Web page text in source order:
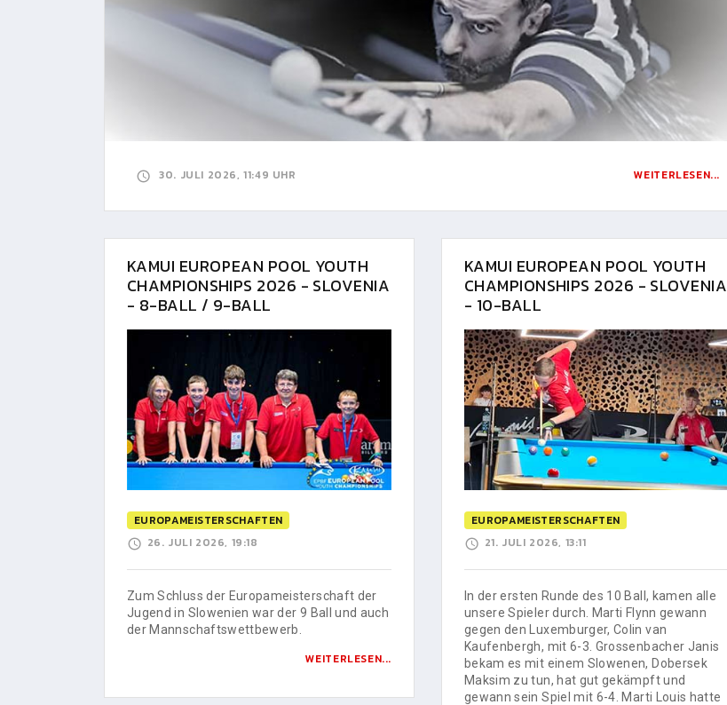
30. JULI 2026, 11:49 UHR WEITERLESEN...
KAMUI EUROPEAN POOL YOUTH
CHAMPIONSHIPS 2026 - SLOVENIA
- 8-BALL / 9-BALL
EUROPAMEISTERSCHAFTEN
26. JULI 2026, 19:18
Zum Schluss der Europameisterschaft der
Jugend in Slowenien war der 9 Ball und auch
der Mannschaftswettbewerb.
WEITERLESEN...
KAMUI EUROPEAN POOL YOUTH
CHAMPIONSHIPS 2026 - SLOVENIA
- 10-BALL
EUROPAMEISTERSCHAFTEN
21. JULI 2026, 13:11
In der ersten Runde des 10 Ball, kamen alle
unsere Spieler durch. Marti Flynn gewann
gegen den Luxemburger, Colin van
Kaufenbergh, mit 6-3. Grossenbacher Janis
bekam es mit einem Slowenen, Dobersek
Maksim zu tun, hat gut gekämpft und
gewann sein Spiel mit 6-4. Marti Louis hatte